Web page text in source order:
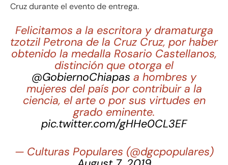
Cruz durante el evento de entrega.
Felicitamos a la escritora y dramaturga
tzotzil Petrona de la Cruz Cruz, por haber
obtenido la medalla Rosario Castellanos,
distinción que otorga el
@GobiernoChiapas a hombres y
mujeres del país por contribuir a la
ciencia, el arte o por sus virtudes en
grado eminente.
pic.twitter.com/gHHe0CL3EF
— Culturas Populares (@dgcpopulares)